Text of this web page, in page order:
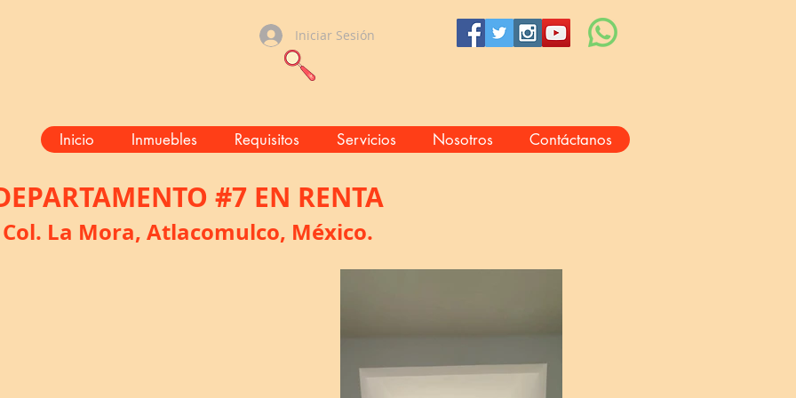
Iniciar Sesión
Inicio Inmuebles Requisitos Servicios Nosotros Contáctanos
#7 EN RENTA
Col. La Mora, Atlacomulco, México.